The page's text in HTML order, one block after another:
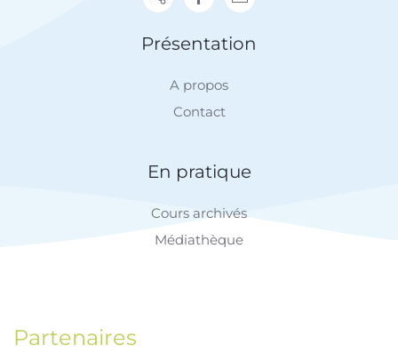
Présentation
A propos
Contact
En pratique
Cours archivés
Médiathèque
Partenaires